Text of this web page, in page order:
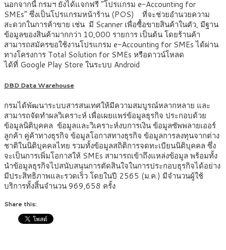
นอกจากนี้ กรมฯ ยังได้แจกฟรี “โปรแกรม e-Accounting for
SMEs” ซึ่งเป็นโปรแกรมหน้าร้าน (POS) ที่จะช่วยอำนวยความ
สะดวกในการค้าขาย เช่น มี Scanner เพื่อซื้อขายสินค้าในตัว, มีฐาน
ข้อมูลของสินค้ามากกว่า 10,000 รายการ เป็นต้น โดยร้านค้า
สามารถสมัครขอใช้งานโปรแกรม e-Accounting for SMEs ได้ผ่าน
ทางโครงการ Total Solution for SMEs หรือดาวน์โหลด
ได้ที่ Google Play Store ในระบบ Android
DBD Data Warehouse
กรมได้พัฒนาระบบสารสนเทศให้มีความสมบูรณ์หลากหลาย และ
สามารถจัดทำผลวิเคราะห์ เพื่อเผยแพร่ข้อมูลธุรกิจ ประกอบด้วย
ข้อมูลนิติบุคคล ข้อมูลและวิเคราะห์งบการเงิน ข้อมูลซัพพลายเออร์
ลูกค้า คู่ค้าทางธุรกิจ ข้อมูลโอกาสทางธุรกิจ ข้อมูลการลงทุนจากต่าง
ชาติในนิติบุคคลไทย รวมทั้งข้อมูลสถิติการจดทะเบียนนิติบุคคล ซึ่ง
จะเป็นการเพิ่มโอกาสให้ SMEs สามารถเข้าถึงแหล่งข้อมูล พร้อมทั้ง
นำข้อมูลธุรกิจไปสนับสนุนการตัดสินใจในการประกอบธุรกิจได้อย่าง
มีประสิทธิภาพและรวดเร็ว โดยในปี 2565 (ม.ค.) มีจำนวนผู้ใช้
บริการทั้งสิ้นจำนวน 969,658 ครั้ง
Share this: